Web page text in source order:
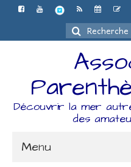
Rechercher
:
Découvrir la mer
des
Menu